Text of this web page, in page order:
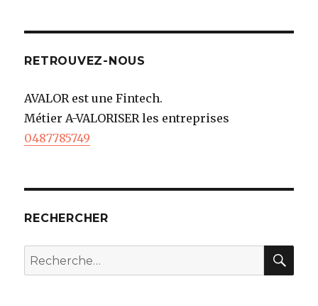
RETROUVEZ-NOUS
AVALOR est une Fintech.
Métier A-VALORISER les entreprises
0487785749
RECHERCHER
Recherche
pour